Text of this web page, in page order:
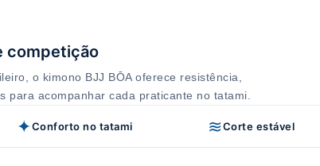
competição
o kimono BJJ BŌA oferece resistência,
para acompanhar cada praticante no tatami.
✦Conforto no tatami ≋Corte estável